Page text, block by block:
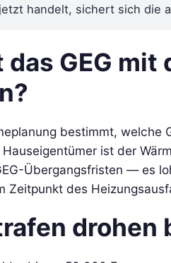
handelt, sichert sich die
GEG
bestimmt,
ist der
Übergangsfristen — es
Zeitpunkt des
drohen